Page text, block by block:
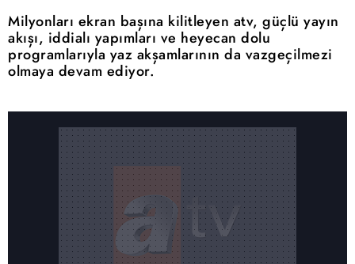
Milyonları ekran başına kilitleyen atv, güçlü yayın
akışı, iddialı yapımları ve heyecan dolu
programlarıyla yaz akşamlarının da vazgeçilmezi
olmaya devam ediyor.